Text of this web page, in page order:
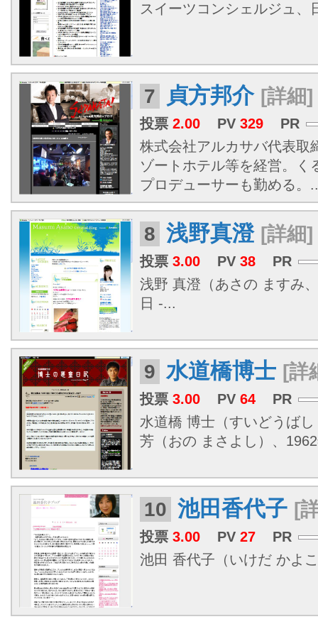
スイーツコンシェルジュ、
7 貞方邦介 [詳細]
投票 2.00 PV 329
PR
株式会社アルカサバ代表取
ゾートホテル等を経営。く
プロデューサーも勤める。
8 浅野真澄 [詳細]
投票 3.00 PV 38
PR
浅野 真澄（あさの ますみ
日 -...
9 水道橋博士 [詳
投票 3.00 PV 64
PR
水道橋 博士（すいどうば
芳（おの まさよし）、
10 池田香代子 [
投票 3.00 PV 27
PR
池田 香代子（いけだ かよ